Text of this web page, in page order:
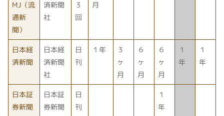
MJ（流
通新
聞）
済新聞
社
３
回
月
日本経
済新聞
日本経
済新聞
社
日
刊
１年
３
ヶ
月
６
ヶ
月
６
ヶ
月
１
年
１
年
日本証
券新聞
日本証
券新聞
日
刊
１
年